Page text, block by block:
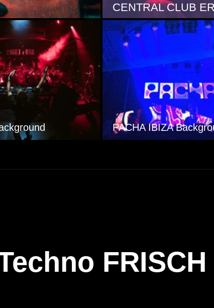
TECHNO CLUB & SZENE in Deutschland, Österreich und der Schweiz WATERGATE
Background DISTILLERY
FRISCH